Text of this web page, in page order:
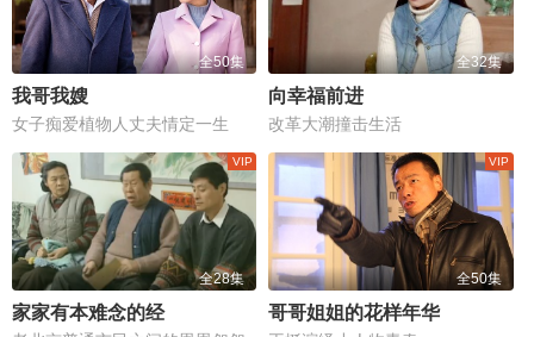
全50集
我哥我嫂
女子痴爱植物人丈夫情定一生
全32集
向幸福前进
改革大潮撞击生活
全28集
家家有本难念的经
全50集
哥哥姐姐的花样年华